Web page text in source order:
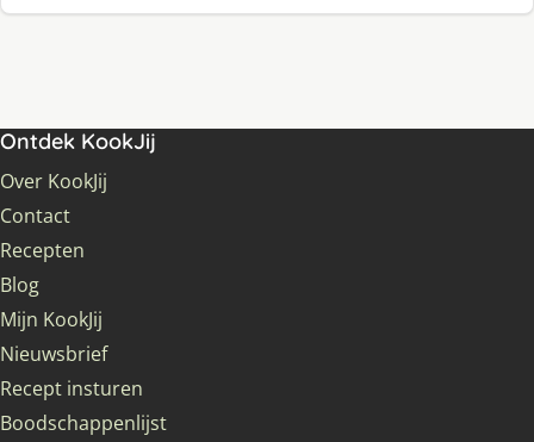
Ontdek KookJij
Over KookJij
Contact
Recepten
Blog
Mijn KookJij
Nieuwsbrief
Recept insturen
Boodschappenlijst